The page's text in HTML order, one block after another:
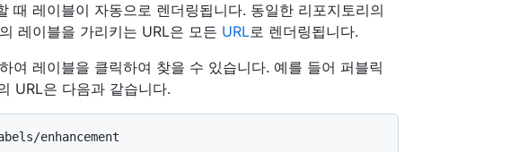
때 레이블이 자동으로 렌더링됩니다. 동일한 리포지토리의
레이블을 가리키는 URL은 모든 URL로 렌더링됩니다.
여 레이블을 클릭하여 찾을 수 있습니다. 예를 들어 퍼블릭
​​URL은 다음과 같습니다.